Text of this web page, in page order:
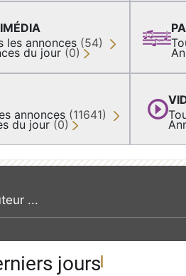
les annonces (54)
du jour (0)
annonces (11641)
du jour (0)
jours